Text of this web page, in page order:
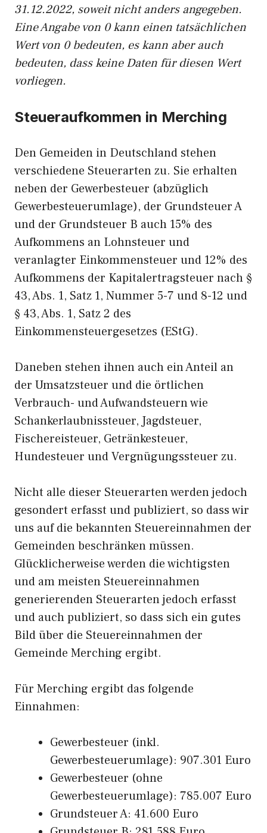
31.12.2022, soweit nicht anders angegeben.
Eine Angabe von 0 kann einen tatsächlichen
Wert von 0 bedeuten, es kann aber auch
bedeuten, dass keine Daten für diesen Wert
vorliegen.
Steueraufkommen in Merching
Den Gemeiden in Deutschland stehen
verschiedene Steuerarten zu. Sie erhalten
neben der Gewerbesteuer (abzüglich
Gewerbesteuerumlage), der Grundsteuer A
und der Grundsteuer B auch 15% des
Aufkommens an Lohnsteuer und
veranlagter Einkommensteuer und 12% des
Aufkommens der Kapitalertragsteuer nach §
43, Abs. 1, Satz 1, Nummer 5-7 und 8-12 und
§ 43, Abs. 1, Satz 2 des
Einkommensteuergesetzes (EStG).
Daneben stehen ihnen auch ein Anteil an
der Umsatzsteuer und die örtlichen
Verbrauch- und Aufwandsteuern wie
Schankerlaubnissteuer, Jagdsteuer,
Fischereisteuer, Getränkesteuer,
Hundesteuer und Vergnügungssteuer zu.
Nicht alle dieser Steuerarten werden jedoch
gesondert erfasst und publiziert, so dass wir
uns auf die bekannten Steuereinnahmen der
Gemeinden beschränken müssen.
Glücklicherweise werden die wichtigsten
und am meisten Steuereinnahmen
generierenden Steuerarten jedoch erfasst
und auch publiziert, so dass sich ein gutes
Bild über die Steuereinnahmen der
Gemeinde Merching ergibt.
Für Merching ergibt das folgende
Einnahmen:
Gewerbesteuer (inkl.
Gewerbesteuerumlage): 907.301 Euro
Gewerbesteuer (ohne
Gewerbesteuerumlage): 785.007 Euro
Grundsteuer A: 41.600 Euro